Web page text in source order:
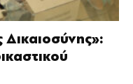
Δικαιοσύνης»: